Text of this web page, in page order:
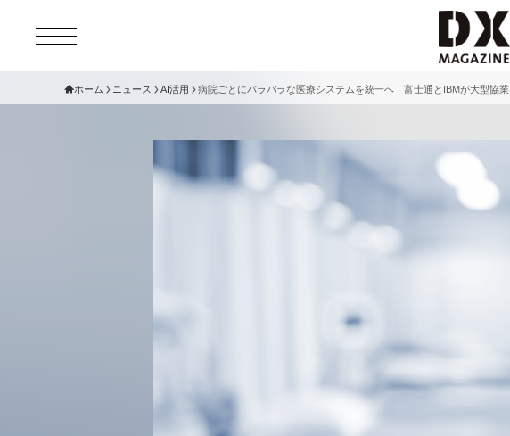
セミナー
サービスメニュー
ホーム ニュース AI活用 病院ごとにバラバラな医療システムを統一へ 富士通とIBMが大型協業